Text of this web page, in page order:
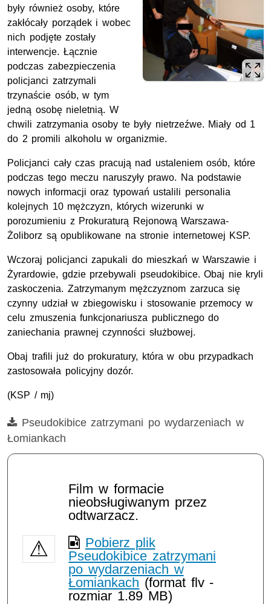
były również osoby, które
zakłócały porządek i wobec
nich podjęte zostały
interwencje. Łącznie
podczas zabezpieczenia
policjanci zatrzymali
trzynaście osób, w tym
jedną osobę nieletnią. W
chwili zatrzymania osoby te były nietrzeźwe. Miały od 1
do 2 promili alkoholu w organizmie.
Policjanci cały czas pracują nad ustaleniem osób, które
podczas tego meczu naruszyły prawo. Na podstawie
nowych informacji oraz typowań ustalili personalia
kolejnych 10 mężczyzn, których wizerunki w
porozumieniu z Prokuraturą Rejonową Warszawa-
Żoliborz są opublikowane na stronie internetowej KSP.
Wczoraj policjanci zapukali do mieszkań w Warszawie i
Żyrardowie, gdzie przebywali pseudokibice. Obaj nie kryli
zaskoczenia. Zatrzymanym mężczyznom zarzuca się
czynny udział w zbiegowisku i stosowanie przemocy w
celu zmuszenia funkcjonariusza publicznego do
zaniechania prawnej czynności służbowej.
Obaj trafili już do prokuratury, która w obu przypadkach
zastosowała policyjny dozór.
(KSP / mj)
Film
Pseudokibice zatrzymani po wydarzeniach w
Łomiankach
Opis filmu: pseudokibice
Film w formacie
nieobsługiwanym przez
odtwarzacz.
Pobierz plik
Pseudokibice zatrzymani
po wydarzeniach w
Łomiankach (format flv -
rozmiar 1.89 MB)